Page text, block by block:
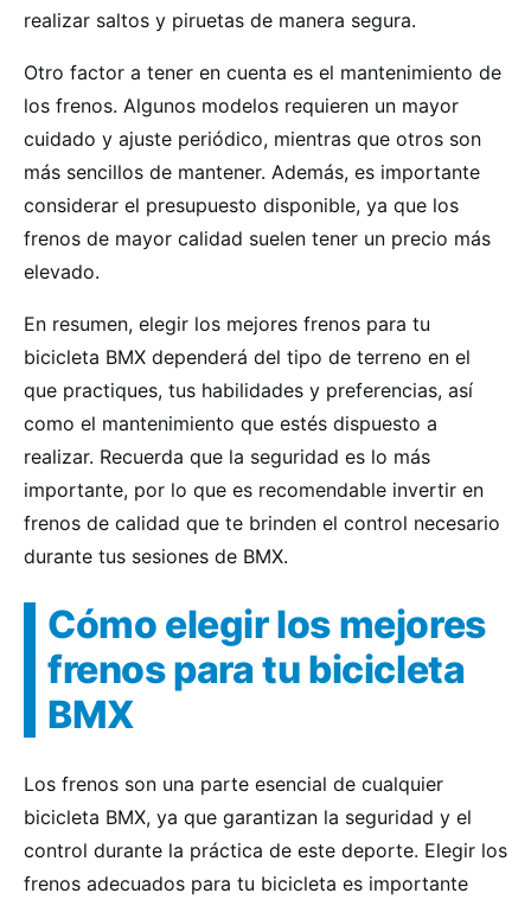
realizar saltos y piruetas de manera segura.
Otro factor a tener en cuenta es el mantenimiento de
los frenos. Algunos modelos requieren un mayor
cuidado y ajuste periódico, mientras que otros son
más sencillos de mantener. Además, es importante
considerar el presupuesto disponible, ya que los
frenos de mayor calidad suelen tener un precio más
elevado.
En resumen, elegir los mejores frenos para tu
bicicleta BMX dependerá del tipo de terreno en el
que practiques, tus habilidades y preferencias, así
como el mantenimiento que estés dispuesto a
realizar. Recuerda que la seguridad es lo más
importante, por lo que es recomendable invertir en
frenos de calidad que te brinden el control necesario
durante tus sesiones de BMX.
Cómo elegir los mejores
frenos para tu bicicleta
BMX
Los frenos son una parte esencial de cualquier
bicicleta BMX, ya que garantizan la seguridad y el
control durante la práctica de este deporte. Elegir los
frenos adecuados para tu bicicleta es importante